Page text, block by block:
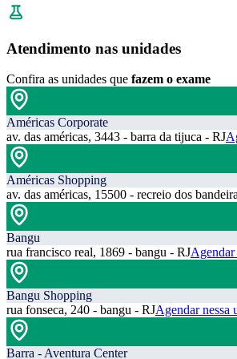
Atendimento nas unidades
Confira as unidades que fazem o exame
Américas Corporate
av. das américas, 3443 - barra da tijuca - RJ
Américas Shopping
av. das américas, 15500 - recreio dos
Bangu
rua francisco real, 1869 - bangu - RJAgendar
Bangu Shopping
rua fonseca, 240 - bangu - RJAgendar nessa
Barra - Aventura Center